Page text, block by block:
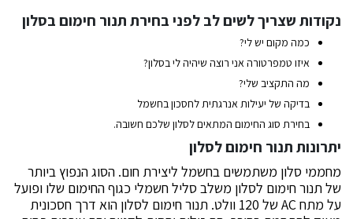
נקודות שצריך לשים לב לפני בחירת תנור חימום בסלון
כמה מקום יש לי?
איזו טמפרטורה אני רוצה שיהיה לי בסלון?
מה התקציב שלי?
בדיקה של יעילות אנרגתית לחסכון בחשמל
בחירת סוג החימום המתאים לסלון שלכם חשובה.
יתרונות תנור חימום לסלון
מחממי סלון משתמשים בחשמל ליצירת חום. הסוג הנפוץ ביותר
של תנור חימום לסלון משלב סליל חשמלי כגוף החימום שלו ופועל
על מתח AC של 120 וולט. תנור חימום לסלון הוא דרך חסכונית